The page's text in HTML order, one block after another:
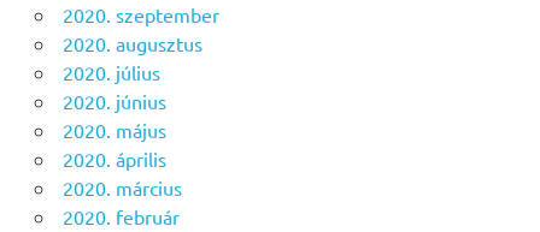
2020. szeptember
2020. augusztus
2020. július
2020. június
2020. május
2020. április
2020. március
2020. február